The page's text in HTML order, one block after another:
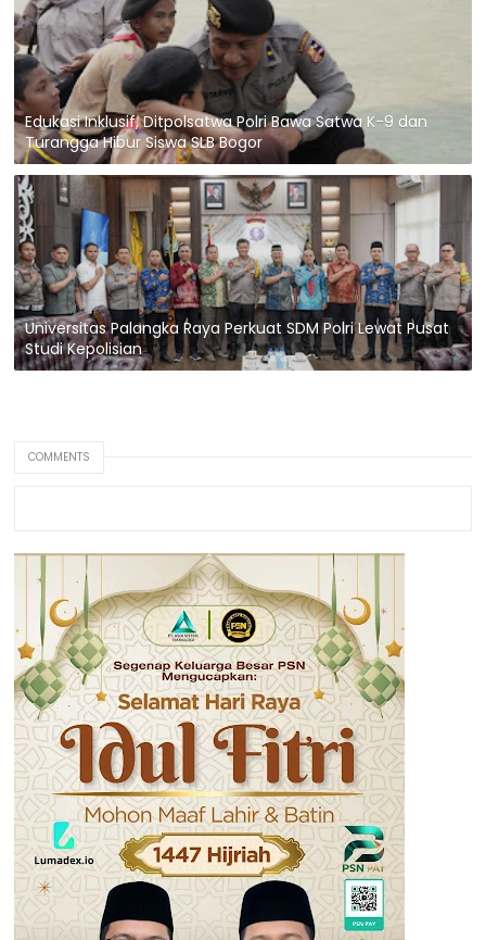
Edukasi Inklusif, Ditpolsatwa Polri Bawa Satwa K-9 dan
Turangga Hibur Siswa SLB Bogor
Universitas Palangka Raya Perkuat SDM Polri Lewat Pusat
Studi Kepolisian
COMMENTS